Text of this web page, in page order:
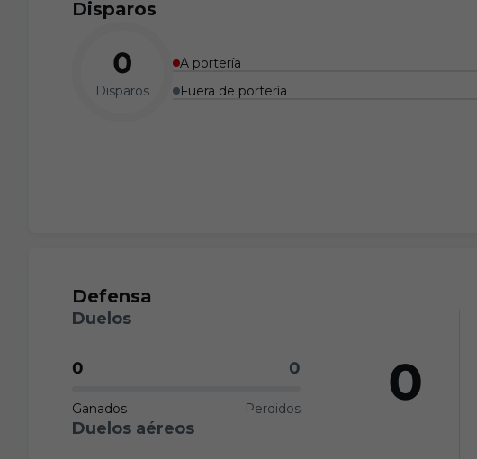
Disparos
0
Disparos
A portería
Fuera de portería
Defensa
Duelos
0 0
Ganados Perdidos 0
Duelos aéreos